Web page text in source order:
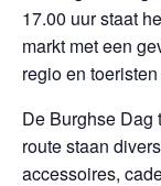
17.00 uur staat
markt met een
regio en
De Burghse Dag
route staan
accessoires,